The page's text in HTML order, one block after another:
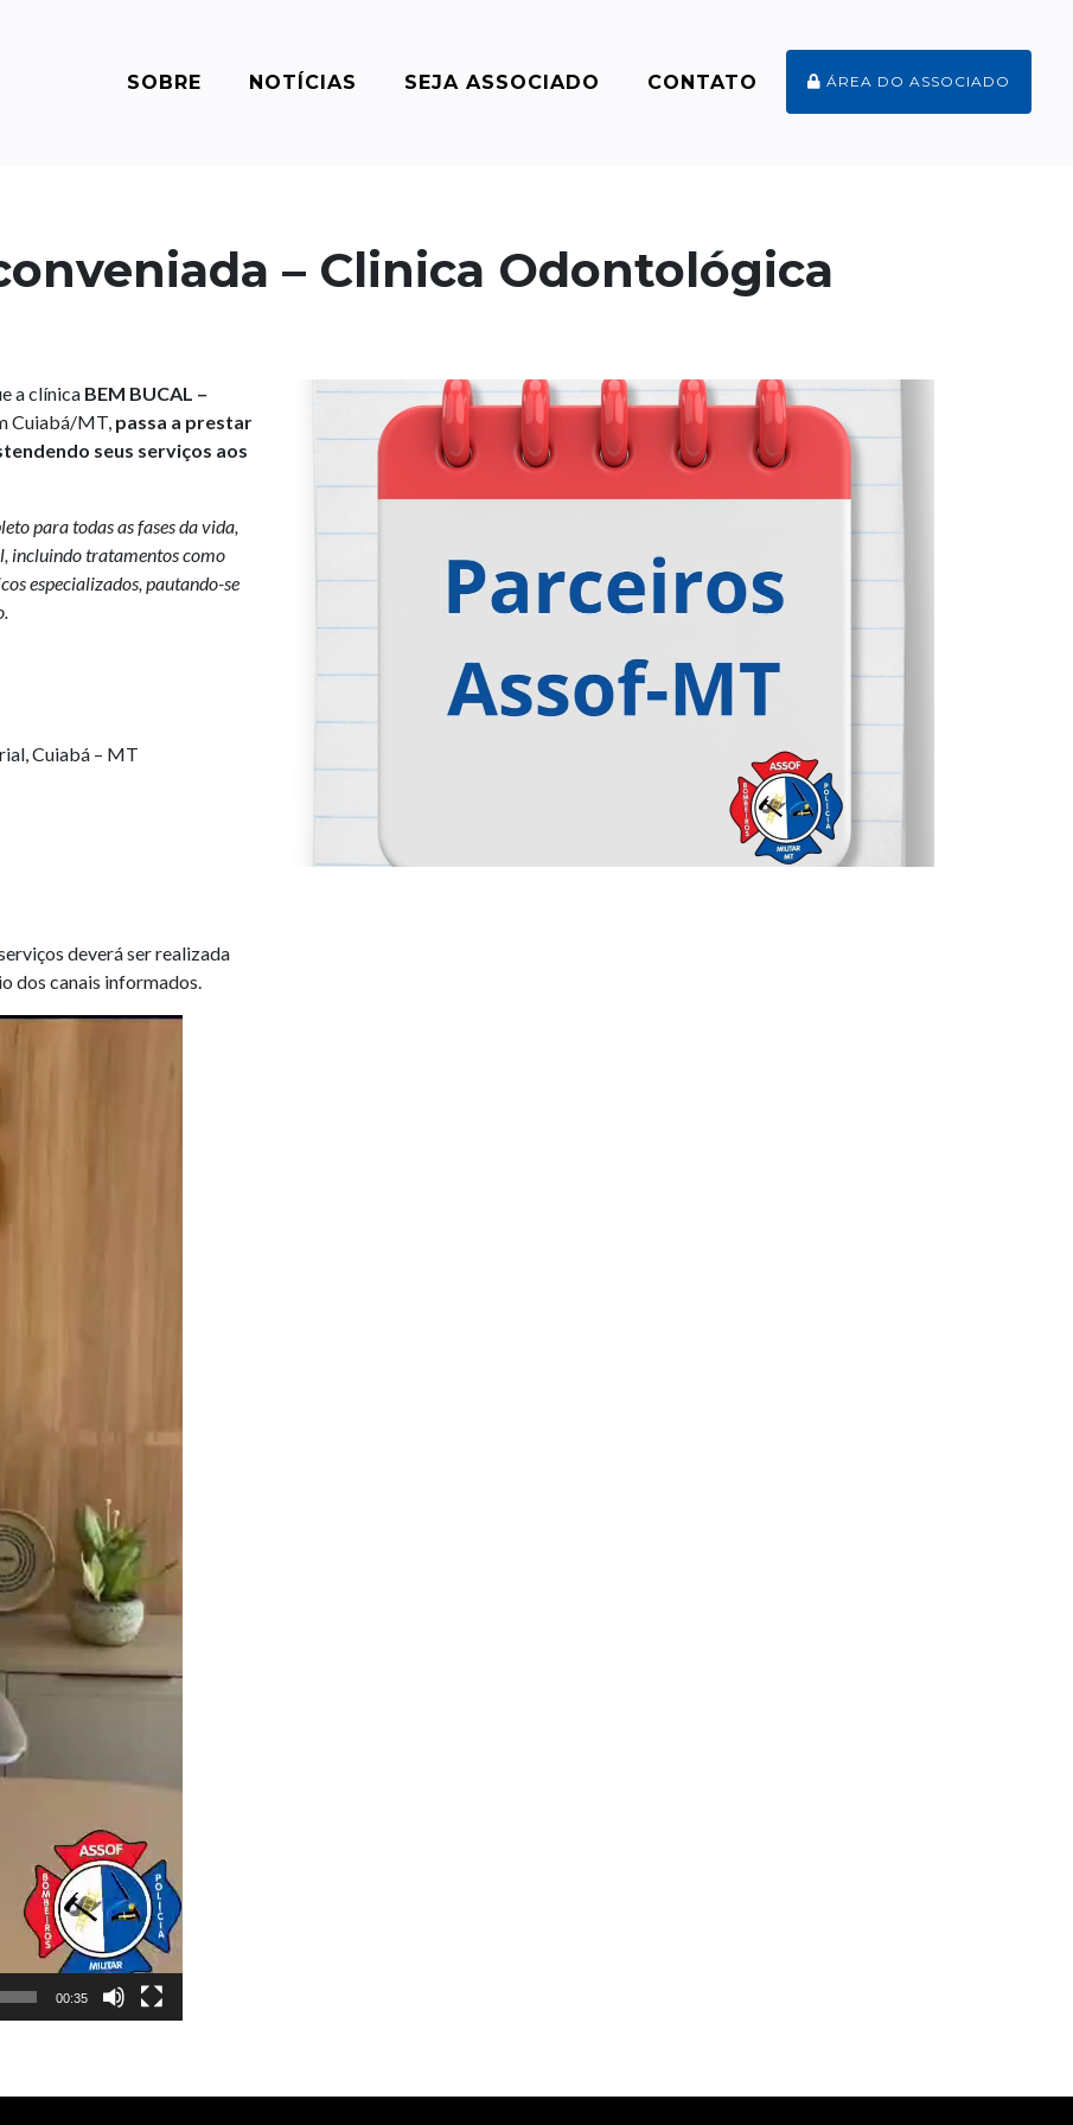
SOBRE NOTÍCIAS SEJA ASSOCIADO CONTATO ÁREA DO ASSOCIADO
– Clinica Odontológica
a clínica BEM BUCAL –
Cuiabá/MT, passa a prestar
seus serviços aos
para todas as fases da vida,
incluindo tratamentos como
especializados, pautando-se
Cuiabá – MT
deverá ser realizada
dos canais informados.
00:35